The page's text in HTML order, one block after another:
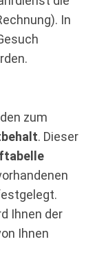
In
zum
. Dieser
Ihnen der
Ihnen